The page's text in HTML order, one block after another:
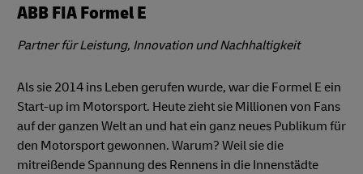
ABB FIA Formel E
Partner für Leistung, Innovation und Nachhaltigkeit
Als sie 2014 ins Leben gerufen wurde, war die Formel E ein
Start-up im Motorsport. Heute zieht sie Millionen von Fans
auf der ganzen Welt an und hat ein ganz neues Publikum für
den Motorsport gewonnen. Warum? Weil sie die
mitreißende Spannung des Rennens in die Innenstädte